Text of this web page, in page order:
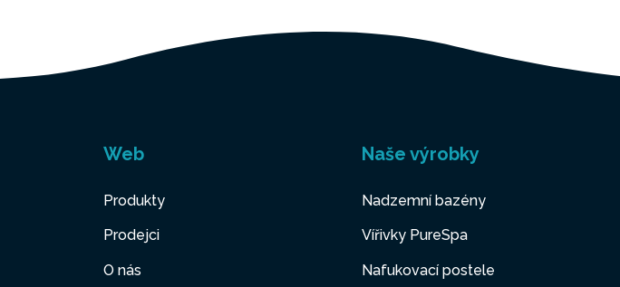
Web
Produkty
Prodejci
O nás
Naše výrobky
Nadzemní bazény
Vířivky PureSpa
Nafukovací postele